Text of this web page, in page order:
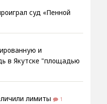
суд «Пенной
и
в Якутске "площадью
лимиты 1